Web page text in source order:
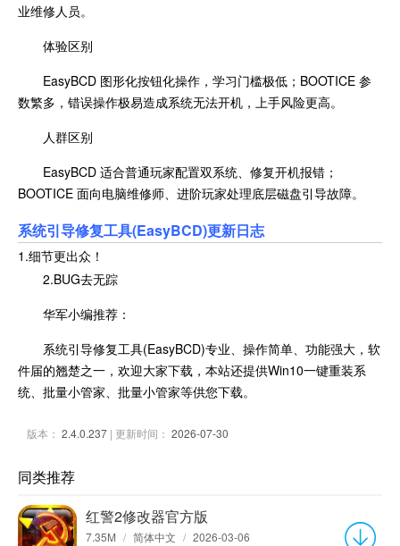
业维修人员。
体验区别
EasyBCD 图形化按钮化操作，学习门槛极低；BOOTICE 参
数繁多，错误操作极易造成系统无法开机，上手风险更高。
人群区别
EasyBCD 适合普通玩家配置双系统、修复开机报错；
BOOTICE 面向电脑维修师、进阶玩家处理底层磁盘引导故障。
系统引导修复工具(EasyBCD)更新日志
1.细节更出众！
2.BUG去无踪
华军小编推荐：
系统引导修复工具(EasyBCD)专业、操作简单、功能强大，软
件届的翘楚之一，欢迎大家下载，本站还提供Win10一键重装系
统、批量小管家、批量小管家等供您下载。
版本： 2.4.0.237 | 更新时间： 2026-07-30
同类推荐
红警2修改器官方版
7.35M / 简体中文 / 2026-03-06